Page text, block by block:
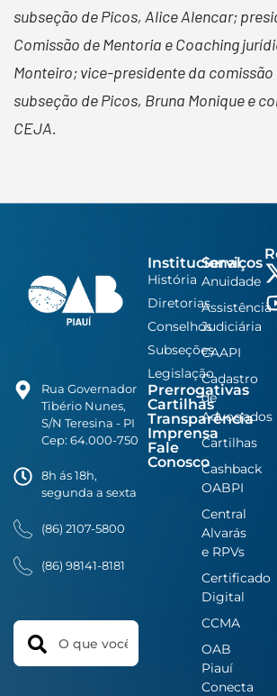
subseção de Picos, Alice Alencar;
Comissão de Mentoria e Coaching
Monteiro; vice-presidente da comissão
subseção de Picos, Bruna Monique e
CEJA.
Rua Governador
Tibério Nunes,
S/N Teresina - PI
Cep: 64.000-750
8h ás 18h,
segunda a sexta
(86) 2107-5800
(86) 98141-8181
Search
Institucional
História
Diretorias
Conselhos
Subseções
Legislação
Prerrogativas
Cartilhas
Transparência
Imprensa
Fale
Conosco
Serviços
Anuidade
Assistência
Judiciária
CAAPI
Cadastro
de
Advogados
Cartilhas
Cashback
OABPI
Central
Alvarás
e RPVs
Certificado
Digital
CCMA
OAB
Piauí
Conecta